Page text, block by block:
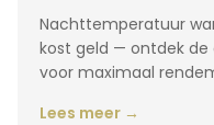
Nachttemperatuur
kost geld — ontdek de
voor maximaal
Lees meer →